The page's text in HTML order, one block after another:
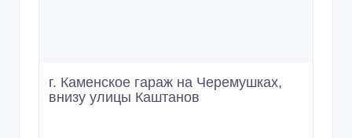
г. Каменское гараж на Черемушках,
внизу улицы Каштанов